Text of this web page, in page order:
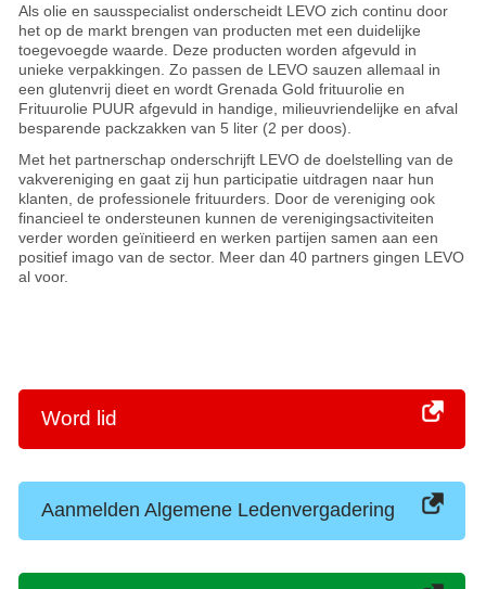
Als olie en sausspecialist onderscheidt LEVO zich continu door
het op de markt brengen van producten met een duidelijke
toegevoegde waarde. Deze producten worden afgevuld in
unieke verpakkingen. Zo passen de LEVO sauzen allemaal in
een glutenvrij dieet en wordt Grenada Gold frituurolie en
Frituurolie PUUR afgevuld in handige, milieuvriendelijke en afval
besparende packzakken van 5 liter (2 per doos).
Met het partnerschap onderschrijft LEVO de doelstelling van de
vakvereniging en gaat zij hun participatie uitdragen naar hun
klanten, de professionele frituurders. Door de vereniging ook
financieel te ondersteunen kunnen de verenigingsactiviteiten
verder worden geïnitieerd en werken partijen samen aan een
positief imago van de sector. Meer dan 40 partners gingen LEVO
al voor.
Word lid
Aanmelden Algemene Ledenvergadering